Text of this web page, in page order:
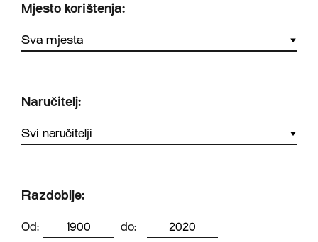
Mjesto korištenja:
Naručitelj:
Razdoblje:
Od: do: